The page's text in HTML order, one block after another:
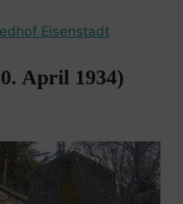
Eisenstadt
April 1934)